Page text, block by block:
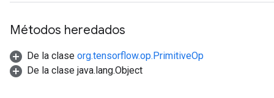
Métodos heredados
De la clase org.tensorflow.op.PrimitiveOp
De la clase java.lang.Object